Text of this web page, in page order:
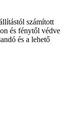
számított
és fénytől védve
és a lehető